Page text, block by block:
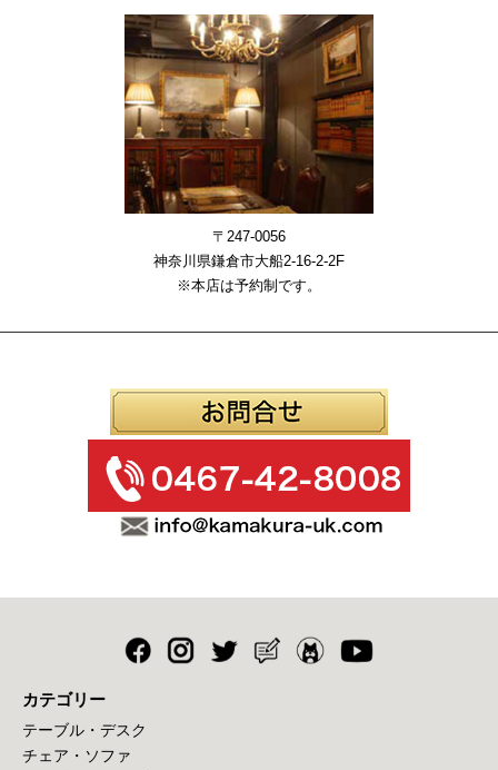
〒247-0056
神奈川県鎌倉市大船2-16-2-2F
※本店は予約制です。
カテゴリー
テーブル・デスク
チェア・ソファ